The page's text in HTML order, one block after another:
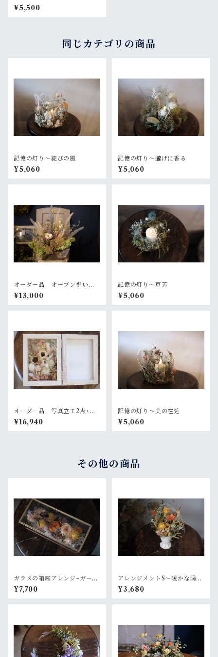
ィークホワイト
¥5,500
同じカテゴリの商品
記憶の灯り〜綻びの風
¥5,060
記憶の灯り〜朧げに香る
¥5,060
オーダー品 オープン祝いの
お花
¥13,000
記憶の灯り〜草芳
¥5,060
オーダー品 写真立て2点+ガ
ラスのバルーンアレンジ2点
¥16,940
記憶の灯り〜美の在処
¥5,060
その他の商品
ガラスの箱庭アレンジ~ガーデ
ンオレンジ
¥7,700
アレンジメントS〜暖かな陽射
し
¥3,680